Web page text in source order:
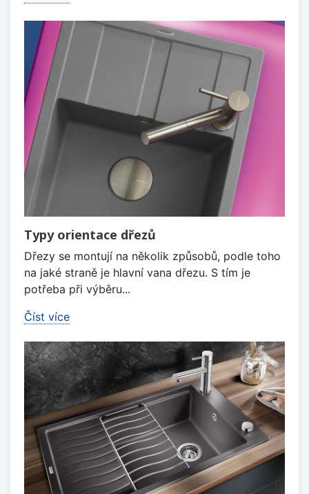
Typy orientace dřezů
Dřezy se montují na několik způsobů, podle toho
na jaké straně je hlavní vana dřezu. S tím je
potřeba při výběru...
Číst více